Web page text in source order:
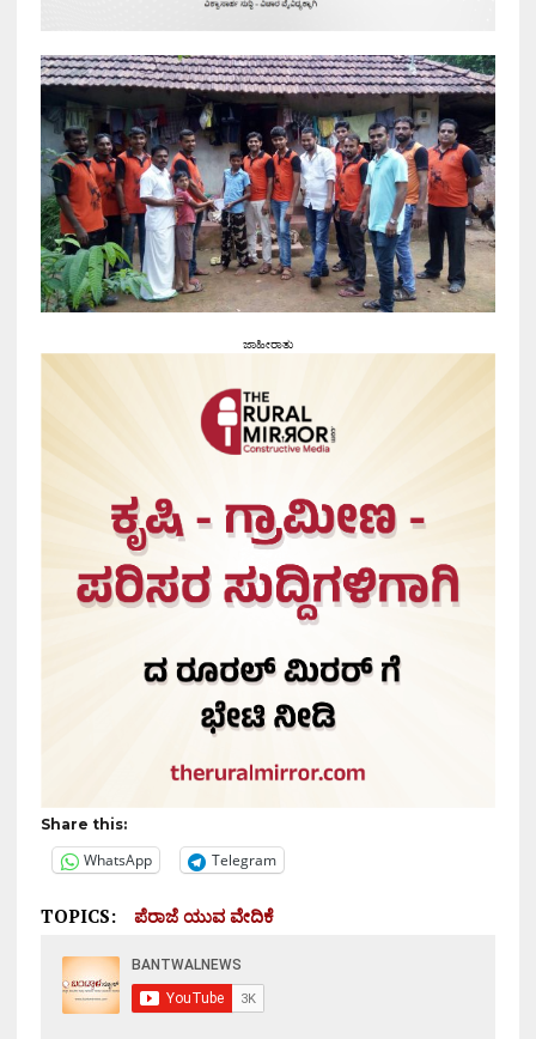
ಜಾಹೀರಾತು
Share this:
WhatsApp Telegram
TOPICS: ಪೆರಾಜೆ ಯುವ ವೇದಿಕೆ